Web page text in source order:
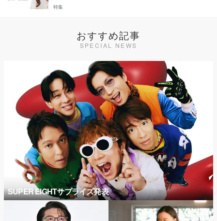
特集
おすすめ記事
SPECIAL NEWS
SUPER EIGHTサプライズ発表